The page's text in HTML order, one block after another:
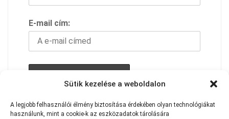
Sütik kezelése a weboldalon
A legjobb felhasználói élmény biztosítása érdekében olyan technológiákat
használunk, mint a cookie-k az eszközadatok tárolására
E-mail cím:
A feliratkozással elfogadod adavédelmi
szabályzatunkat